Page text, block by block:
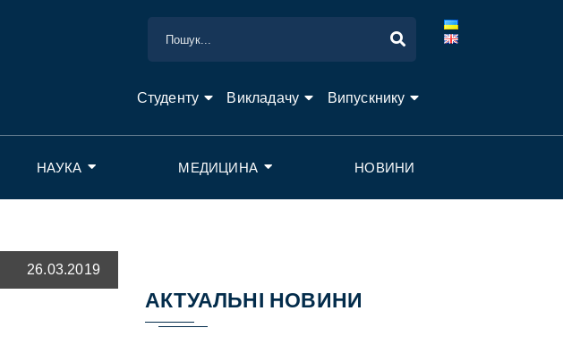
Студенту Викладачу Випускнику
НАУКА МЕДИЦИНА НОВИНИ
26.03.2019
АКТУАЛЬНІ НОВИНИ